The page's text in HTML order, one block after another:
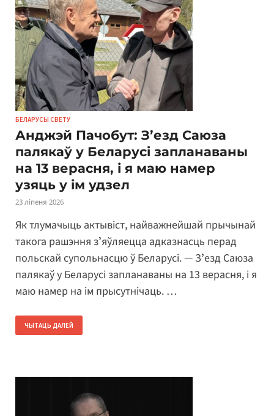
БЕЛАРУСЫ СВЕТУ
Анджэй Пачобут: З’езд Саюза
палякаў у Беларусі запланаваны
на 13 верасня, і я маю намер
узяць у ім удзел
23 ліпеня 2026
Як тлумачыць актывіст, найважнейшай прычынай
такога рашэння зʼяўляецца адказнасць перад
польскай супольнасцю ў Беларусі. — Зʼезд Саюза
палякаў у Беларусі запланаваны на 13 верасня, і я
маю намер на ім прысутнічаць. …
ЧЫТАЦЬ ДАЛЕЙ